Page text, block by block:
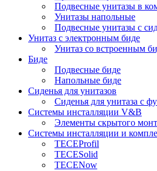
Подвесные унитазы в
Унитазы напольные
Подвесные унитазы с
Унитаз с электронным биде
Унитаз со встроенным
Биде
Подвесные биде
Напольные биде
Сиденья для унитазов
Сиденья для унитаза с
Системы инсталляции V&B
Элементы скрытого
Системы инсталляции и
TECEProfil
TECESolid
TECENow